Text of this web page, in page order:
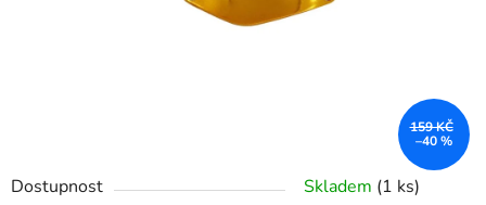
Dostupnost Skladem (1 ks)
159 KČ
–40 %